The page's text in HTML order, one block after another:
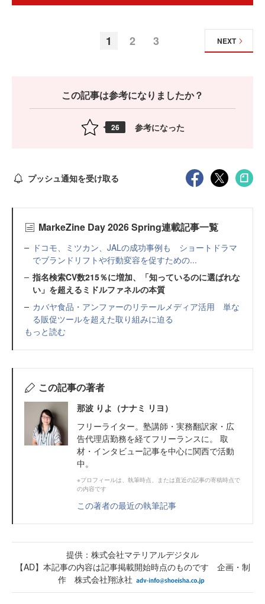
1 2 3 NEXT
この記事は参考になりましたか？
26 参考になった
プッシュ通知を受け取る
MarkeZine Day 2026 Spring連載記事一覧
ドコモ、ミツカン、JALの成功事例も ショートドラマ
でブランドリフトや行動変容を促すための...
指名検索CV数215％に増加、「知っているのに選ばれな
い」を超えるミドルファネルの本質
カバヤ食品・アンファーのリテールメディア活用 単な
る販促ツールを超えた取り組みに迫る
もっと読む
この記事の著者
那波 りよ（ナナミ リヨ）
フリーライター。塾講師・実務翻訳家・広
告代理店勤務を経てフリーランスに。 取
材・インタビュー記事を中心に関西で活動
中。
※プロフィールは、執筆時点、または直近の記事の寄稿時点で
の内容です
この著者の最近の執筆記事
提供：株式会社マテリアルデジタル
【AD】本記事の内容は記事掲載開始時点のものです 企画・制
作 株式会社翔泳社